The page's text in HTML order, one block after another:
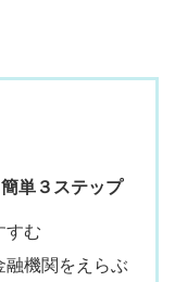
単３ステップ
すむ
融機関をえらぶ